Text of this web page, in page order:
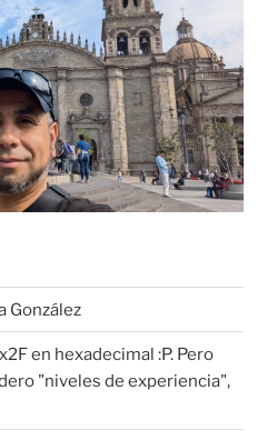
González
en hexadecimal :P. Pero
"niveles de experiencia",